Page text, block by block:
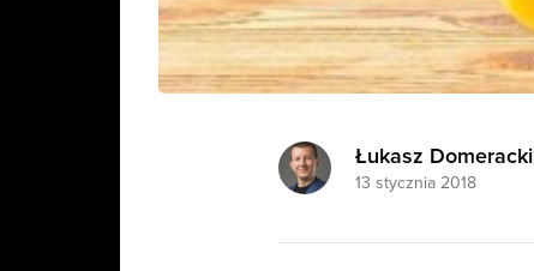
Łukasz Domeracki
13 stycznia 2018